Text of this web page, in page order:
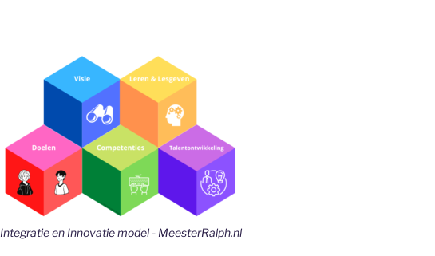
Integratie en Innovatie model - MeesterRalph.nl